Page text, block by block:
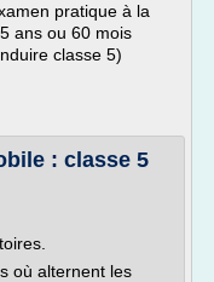
pratique à la
ans ou 60 mois
classe 5)
: classe 5
où alternent les